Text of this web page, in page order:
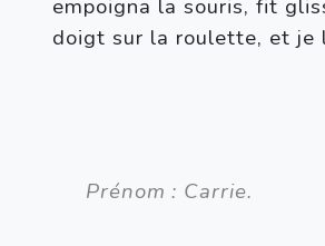
empoigna la souris, fit
doigt sur la roulette, et je
Prénom : Carrie.